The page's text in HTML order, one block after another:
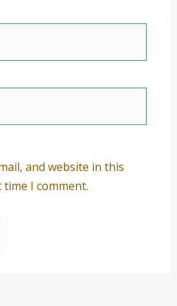
and website in this
I comment.